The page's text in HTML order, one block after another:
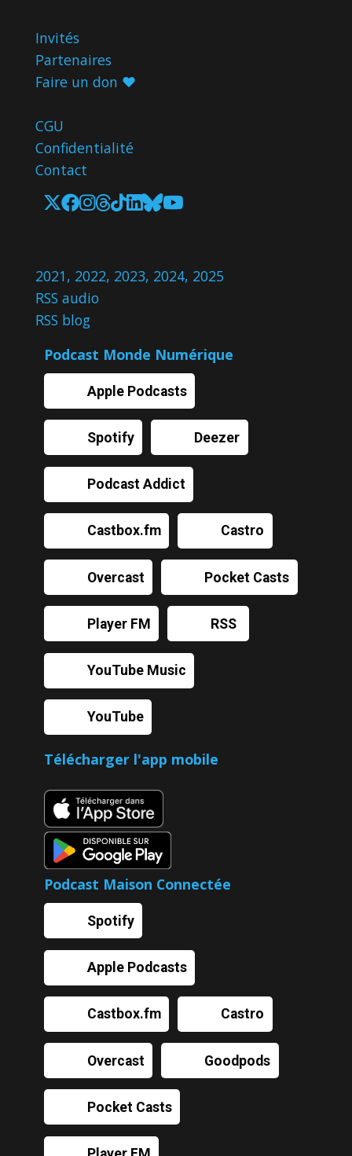
Invités
Partenaires
Faire un don ♥️
CGU
Confidentialité
Contact
2021, 2022, 2023, 2024, 2025
RSS audio
RSS blog
Podcast Monde Numérique
Apple Podcasts
Spotify Deezer
Podcast Addict
Castbox.fm Castro
Overcast Pocket Casts
Player FM RSS
YouTube Music
YouTube
Télécharger l'app mobile
Podcast Maison Connectée
Spotify
Apple Podcasts
Castbox.fm Castro
Overcast Goodpods
Pocket Casts